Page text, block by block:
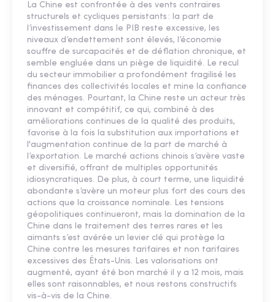
La Chine est confrontée à des vents contraires
structurels et cycliques persistants : la part de
l’investissement dans le PIB reste excessive, les
niveaux d’endettement sont élevés, l’économie
souffre de surcapacités et de déflation chronique, et
semble engluée dans un piège de liquidité. Le recul
du secteur immobilier a profondément fragilisé les
finances des collectivités locales et mine la confiance
des ménages. Pourtant, la Chine reste un acteur très
innovant et compétitif, ce qui, combiné à des
améliorations continues de la qualité des produits,
favorise à la fois la substitution aux importations et
l'augmentation continue de la part de marché à
l’exportation. Le marché actions chinois s’avère vaste
et diversifié, offrant de multiples opportunités
idiosyncratiques. De plus, à court terme, une liquidité
abondante s’avère un moteur plus fort des cours des
actions que la croissance nominale. Les tensions
géopolitiques continueront, mais la domination de la
Chine dans le traitement des terres rares et les
aimants s’est avérée un levier clé qui protège la
Chine contre les mesures tarifaires et non tarifaires
excessives des États-Unis. Les valorisations ont
augmenté, ayant été bon marché il y a 12 mois, mais
elles sont raisonnables, et nous restons constructifs
vis-à-vis de la Chine.